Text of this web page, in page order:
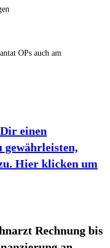
OPs auch am
einen
gewährleisten,
Hier klicken um
Rechnung bis